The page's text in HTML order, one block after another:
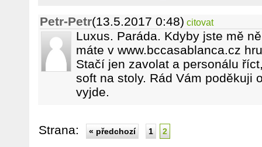
Petr-Petr(13.5.2017 0:48) citovat
Luxus. Paráda. Kdyby jste mě
máte v www.bccasablanca.cz
Stačí jen zavolat a personálu
soft na stoly. Rád Vám poděkuji
vyjde.
Strana: « předchozí 1 2